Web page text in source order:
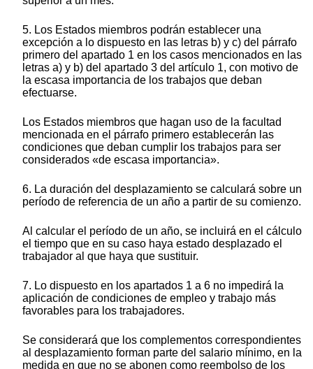
5. Los Estados miembros podrán establecer una
excepción a lo dispuesto en las letras b) y c) del párrafo
primero del apartado 1 en los casos mencionados en las
letras a) y b) del apartado 3 del artículo 1, con motivo de
la escasa importancia de los trabajos que deban
efectuarse.
Los Estados miembros que hagan uso de la facultad
mencionada en el párrafo primero establecerán las
condiciones que deban cumplir los trabajos para ser
considerados «de escasa importancia».
6. La duración del desplazamiento se calculará sobre un
período de referencia de un año a partir de su comienzo.
Al calcular el período de un año, se incluirá en el cálculo
el tiempo que en su caso haya estado desplazado el
trabajador al que haya que sustituir.
7. Lo dispuesto en los apartados 1 a 6 no impedirá la
aplicación de condiciones de empleo y trabajo más
favorables para los trabajadores.
Se considerará que los complementos correspondientes
al desplazamiento forman parte del salario mínimo, en la
medida en que no se abonen como reembolso de los